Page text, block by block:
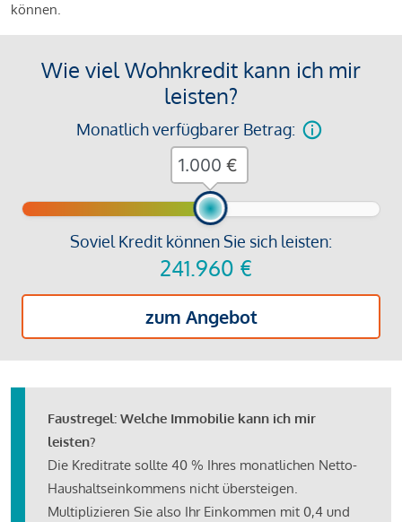
können.
Wie viel Wohnkredit kann ich mir
leisten?
Monatlich verfügbarer Betrag:
Soviel Kredit können Sie sich leisten:
241.960 €
zum Angebot
€
Faustregel: Welche Immobilie kann ich mir
leisten?
Die Kreditrate sollte 40 % Ihres monatlichen Netto-
Haushaltseinkommens nicht übersteigen.
Multiplizieren Sie also Ihr Einkommen mit 0,4 und